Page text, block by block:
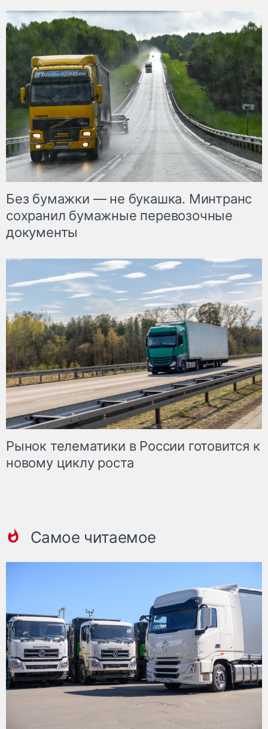
Без бумажки — не букашка. Минтранс
сохранил бумажные перевозочные
документы
Рынок телематики в России готовится к
новому циклу роста
Самое читаемое